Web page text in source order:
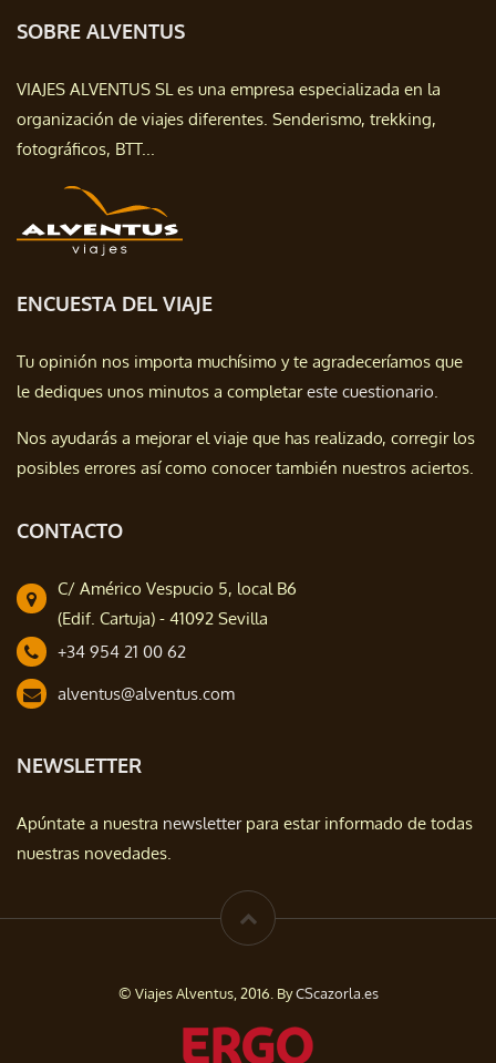
SOBRE ALVENTUS
VIAJES ALVENTUS SL es una empresa especializada en la
organización de viajes diferentes. Senderismo, trekking,
fotográficos, BTT...
ENCUESTA DEL VIAJE
Tu opinión nos importa muchísimo y te agradeceríamos que
le dediques unos minutos a completareste cuestionario.
Nos ayudarás a mejorar el viaje que has realizado, corregir los
posibles errores así como conocer también nuestros aciertos.
CONTACTO
C/ Américo Vespucio 5, local B6
(Edif. Cartuja) - 41092 Sevilla
+34 954 21 00 62
alventus@alventus.com
NEWSLETTER
Apúntate a nuestra newsletterpara estar informado de todas
nuestras novedades.
© Viajes Alventus, 2016. ByCScazorla.es